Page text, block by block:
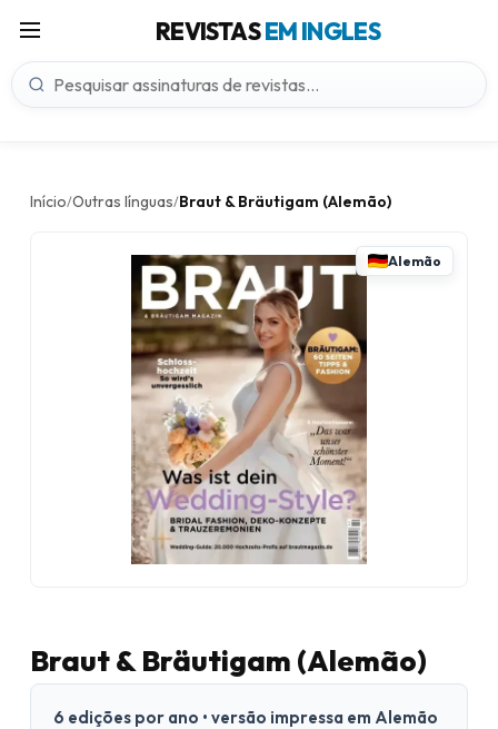
REVISTASEM INGLES
Início/Outras línguas/Braut & Bräutigam (Alemão)
Alemão
Braut & Bräutigam (Alemão)
6 edições por ano • versão impressa em Alemão